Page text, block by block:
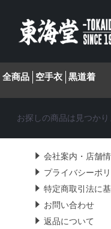
全商品 空手衣 黒道着
お探しの商品は見つかり
会社案内・店舗
プライバシーポ
特定商取引法に
お問い合わせ
返品について